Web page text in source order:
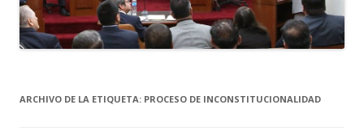
ARCHIVO DE LA ETIQUETA: PROCESO DE INCONSTITUCIONALIDAD